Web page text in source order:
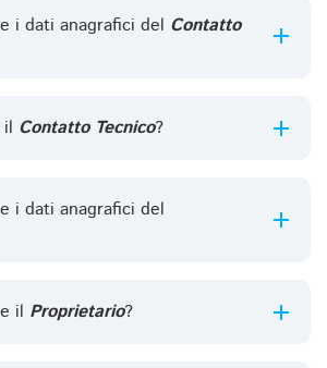
i dati anagrafici del Contatto
il Contatto Tecnico?
i dati anagrafici del
il Proprietario?